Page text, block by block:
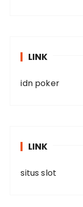
LINK
idn poker
LINK
situs slot